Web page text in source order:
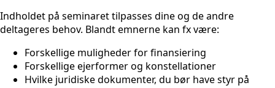
Indholdet på seminaret tilpasses dine og de andre
deltageres behov. Blandt emnerne kan fx være:
Forskellige muligheder for finansiering
Forskellige ejerformer og konstellationer
Hvilke juridiske dokumenter, du bør have styr på